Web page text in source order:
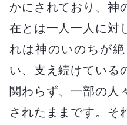
かにされており、神
在とは一人一人に対
れは神のいのちが
い、支え続けている
関わらず、一部の人
されたままです。そ